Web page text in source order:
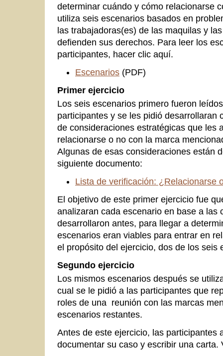
determinar cuándo y cómo relacionarse
utiliza seis escenarios basados en
las trabajadoras(es) de las maquilas y
defienden sus derechos. Para leer los
participantes, hacer clic aquí.
Escenarios (PDF)
Primer ejercicio
Los seis escenarios primero fueron
participantes y se les pidió desarrollaran
de consideraciones estratégicas que les
relacionarse o no con la marca
Algunas de esas consideraciones están
siguiente documento:
Lista de verificación: ¿Relacionarse
El objetivo de este primer ejercicio fue
analizaran cada escenario en base a las
desarrollaron antes, para llegar a
escenarios eran viables para entrar en
el propósito del ejercicio, dos de los seis
Segundo ejercicio
Los mismos escenarios después se
cual se le pidió a las participantes que
roles de una reunión con las marcas
escenarios restantes.
Antes de este ejercicio, las participantes
documentar su caso y escribir una carta.